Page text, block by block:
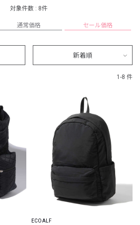
対象件数 : 8件
通常価格 セール価格
新着順
1-8 件
ECOALF